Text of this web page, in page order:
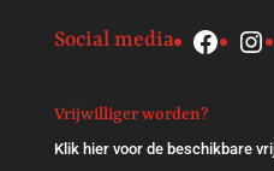
Social media
Vrijwilliger worden?
Klik hiervoor de beschikbare